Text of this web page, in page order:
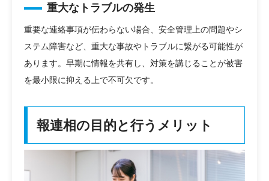
重大なトラブルの発生
重要な連絡事項が伝わらない場合、安全管理上の問題やシ
ステム障害など、重大な事故やトラブルに繋がる可能性が
あります。早期に情報を共有し、対策を講じることが被害
を最小限に抑える上で不可欠です。
報連相の目的と行うメリット